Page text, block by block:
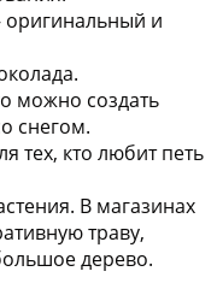
и
.
можно создать
снегом.
тех, кто любит петь
. В магазинах
траву,
дерево.